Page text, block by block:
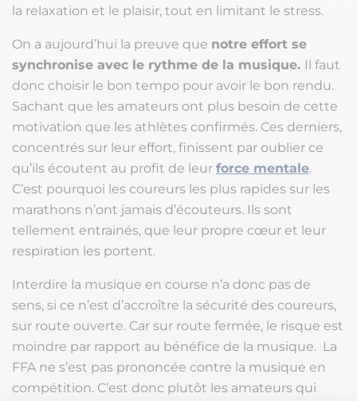
la relaxation et le plaisir, tout en limitant le stress.
On a aujourd’hui la preuve que notre effort se
synchronise avec le rythme de la musique. Il faut
donc choisir le bon tempo pour avoir le bon rendu.
Sachant que les amateurs ont plus besoin de cette
motivation que les athlètes confirmés. Ces derniers,
concentrés sur leur effort, finissent par oublier ce
qu’ils écoutent au profit de leur force mentale.
C’est pourquoi les coureurs les plus rapides sur les
marathons n’ont jamais d’écouteurs. Ils sont
tellement entrainés, que leur propre cœur et leur
respiration les portent.
Interdire la musique en course n’a donc pas de
sens, si ce n’est d’accroître la sécurité des coureurs,
sur route ouverte. Car sur route fermée, le risque est
moindre par rapport au bénéfice de la musique. La
FFA ne s’est pas prononcée contre la musique en
compétition. C’est donc plutôt les amateurs qui